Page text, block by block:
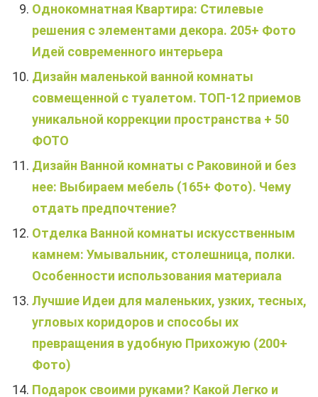
Однокомнатная Квартира: Стилевые
решения с элементами декора. 205+ Фото
Идей современного интерьера
Дизайн маленькой ванной комнаты
совмещенной с туалетом. ТОП-12 приемов
уникальной коррекции пространства + 50
ФОТО
Дизайн Ванной комнаты с Раковиной и без
нее: Выбираем мебель (165+ Фото). Чему
отдать предпочтение?
Отделка Ванной комнаты искусственным
камнем: Умывальник, столешница, полки.
Особенности использования материала
Лучшие Идеи для маленьких, узких, тесных,
угловых коридоров и способы их
превращения в удобную Прихожую (200+
Фото)
Подарок своими руками? Какой Легко и